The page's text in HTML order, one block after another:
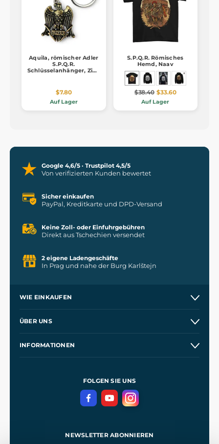
Aquila, römischer Adler
S.P.Q.R.
Schlüsselanhänger, Zink
$7.80
Auf Lager
S.P.Q.R. Römisches
Hemd, Naav
$38.40 $33.60
Auf Lager
Google 4,6/5 · Trustpilot 4,5/5
Von verifizierten Kunden bewertet
Sicher einkaufen
PayPal, Kreditkarte und DPD-Versand
Keine Zoll- oder Einfuhrgebühren
Direkt aus Tschechien versendet
2 eigene Ladengeschäfte
In Prag und nahe der Burg Karlštejn
WIE EINKAUFEN
Kontakt
ÜBER UNS
INFORMATIONEN
DatenschutzerklärungFOLGEN SIE UNS
NEWSLETTER ABONNIEREN